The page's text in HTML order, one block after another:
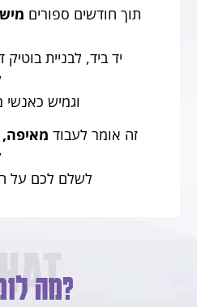
תוך חודשים ספורים
יד ביד, לבניית בוטיק
וגמיש כאנשי
זה אומר לעבוד
לשלם לכם על
מה לומדים?